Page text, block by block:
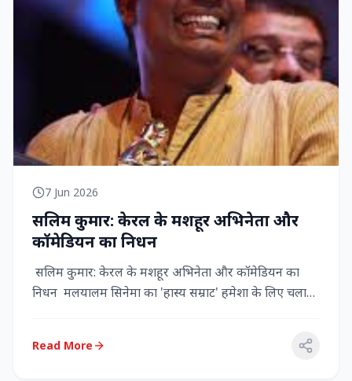
7 Jun 2026
सलिम कुमार: केरल के मशहूर अभिनेता और
कॉमेडियन का निधन
सलिम कुमार: केरल के मशहूर अभिनेता और कॉमेडियन का
निधन मलयालम सिनेमा का 'हास्य सम्राट' हमेशा के लिए चला
Read More